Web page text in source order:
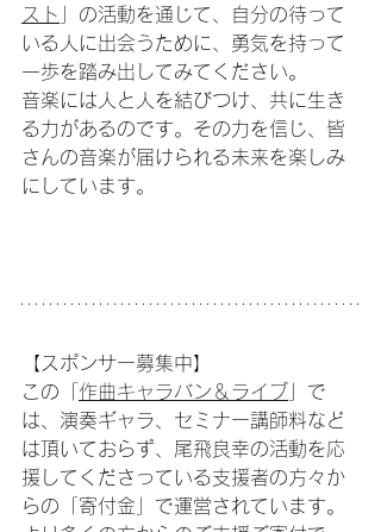
スト
」の活動を通じて、自分の待って
いる人に出会うために、勇気を持って
一歩を踏み出してみてください。
音楽には人と人を結びつけ、共に生き
る力があるのです。その力を信じ、皆
さんの音楽が届けられる未来を楽しみ
にしています。
【スポンサー募集中】
この「 作曲キャラバン＆ライブ
」で
は、演奏ギャラ、セミナー講師料など
は頂いておらず、尾飛良幸の活動を応
援してくださっている支援者の方々か
らの「寄付金」で運営されています。